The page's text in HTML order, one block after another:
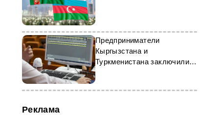
Предприниматели
Кыргызстана и
Туркменистана заключили
новые торговые соглашения
Реклама